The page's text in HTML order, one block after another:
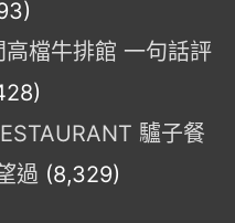
檔牛排館 一句話評
驢子餐
過 (8,329)